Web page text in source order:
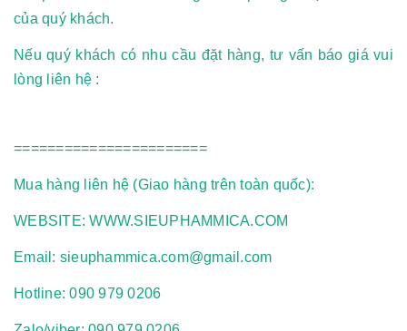
của quý khách.
Nếu quý khách có nhu cầu đặt hàng, tư vấn báo giá vui
lòng liên hệ :
=======================
Mua hàng liên hệ (Giao hàng trên toàn quốc):
WEBSITE: WWW.SIEUPHAMMICA.COM
Email: sieuphammica.com@gmail.com
Hotline: 090 979 0206